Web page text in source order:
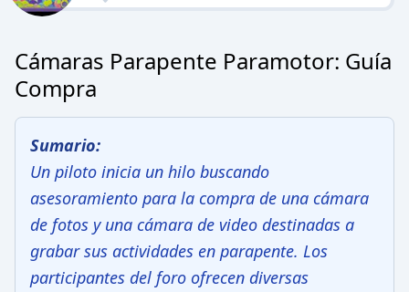
Cámaras Parapente Paramotor: Guía
Compra
Sumario:
Un piloto inicia un hilo buscando
asesoramiento para la compra de una cámara
de fotos y una cámara de video destinadas a
grabar sus actividades en parapente. Los
participantes del foro ofrecen diversas